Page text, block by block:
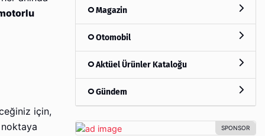
için,
Magazin
Otomobil
Aktüel Ürünler Kataloğu
Gündem